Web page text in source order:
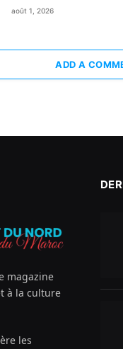
août 1, 2026
ADD A
magazine
à la culture
les